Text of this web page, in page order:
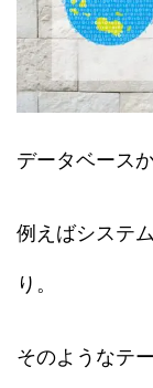
データベース
例えばシステ
り。
そのようなテ